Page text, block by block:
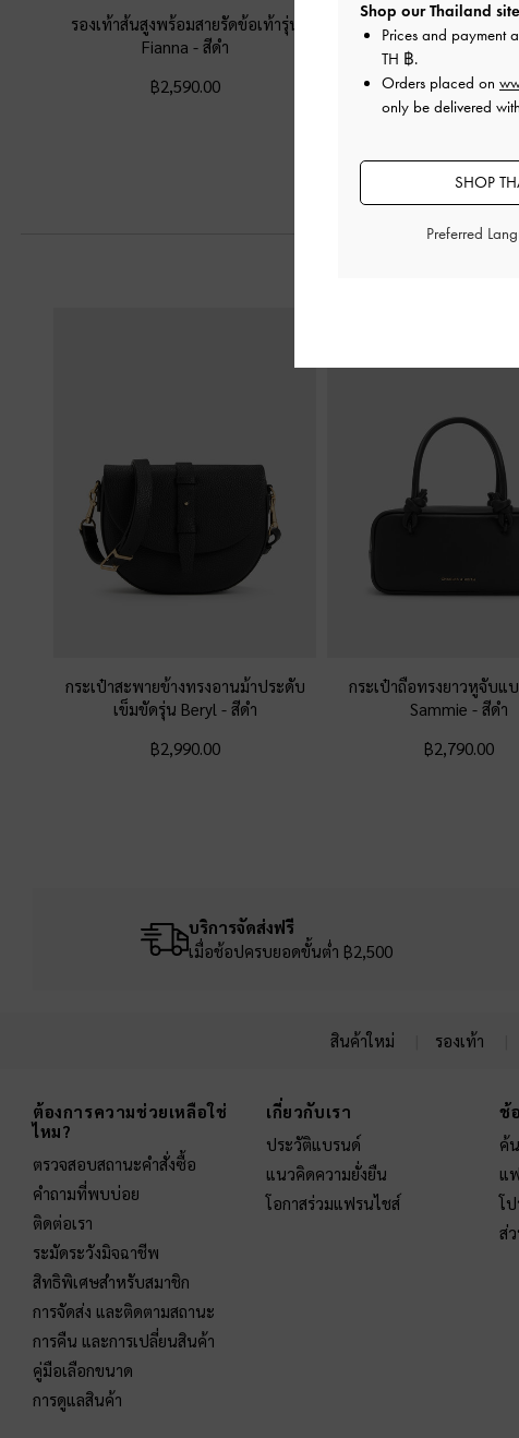
รองเท้าส้นสูงพร้อมสายรัดข้อเท้ารุ่น
Fianna - สีดำ
฿2,590.00
รองเท้าส้นสูงดีเทลสายคา
คล้องนิ้ว-สีดำ
฿2,190.00
กระเป๋าสะพายข้างทรงอานม้าประดับ
เข็มขัดรุ่น Beryl - สีดำ
฿2,990.00
กระเป๋าถือทรงยาวหูจับแ
Sammie - สีดำ
฿2,790.00
บริการจัดส่งฟรี
เมื่อช้อปครบยอดขั้นต่ำ ฿2,500
สินค้าใหม่ รองเท้า
ต้องการความช่วยเหลือใช่
ไหม?
ตรวจสอบสถานะคำสั่งซื้อ
คำถามที่พบบ่อย
ติดต่อเรา
ระมัดระวังมิจฉาชีพ
สิทธิพิเศษสำหรับสมาชิก
การจัดส่ง และติดตามสถานะ
การคืน และการเปลี่ยนสินค้า
คู่มือเลือกขนาด
การดูแลสินค้า
เกี่ยวกับเรา
ประวัติแบรนด์
แนวคิดความยั่งยืน
โอกาสร่วมแฟรนไชส์
ช้
ค้
แ
โ
ส่
Shop our Thailand site
Prices and payment
TH ฿.
Orders placed on
only be delivered
SHOP
Preferred